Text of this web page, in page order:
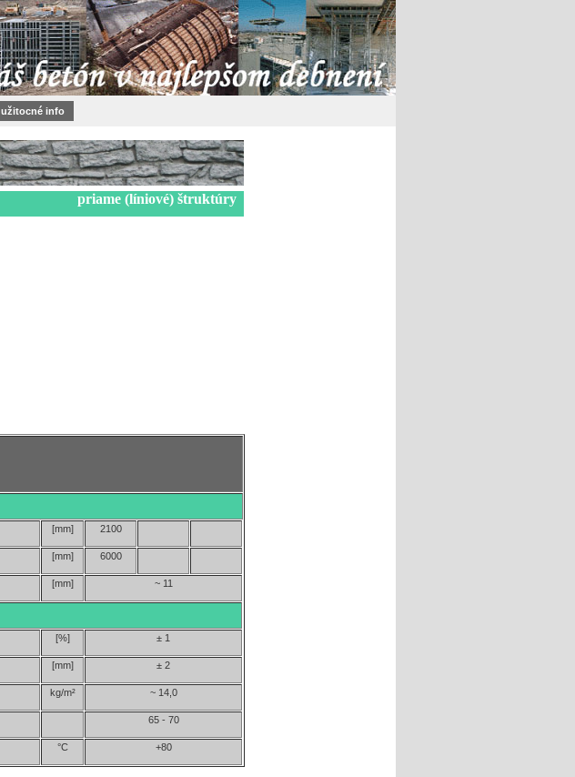
užitocné info
priame (líniové) štruktúry
[mm] 2100
[mm] 6000
[mm] ~ 11
[%] ± 1
[mm] ± 2
kg/m² ~ 14,0
65 - 70
°C +80